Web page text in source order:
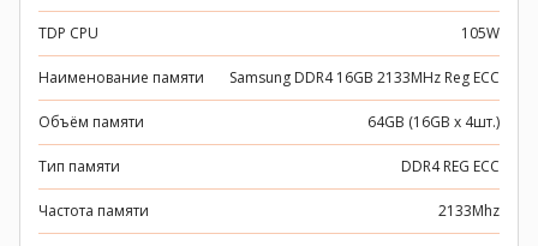
TDP CPU 105W
Наименование памяти Samsung DDR4 16GB 2133MHz Reg ECC
Объём памяти 64GB (16GB x 4шт.)
Тип памяти DDR4 REG ECC
Частота памяти 2133Mhz